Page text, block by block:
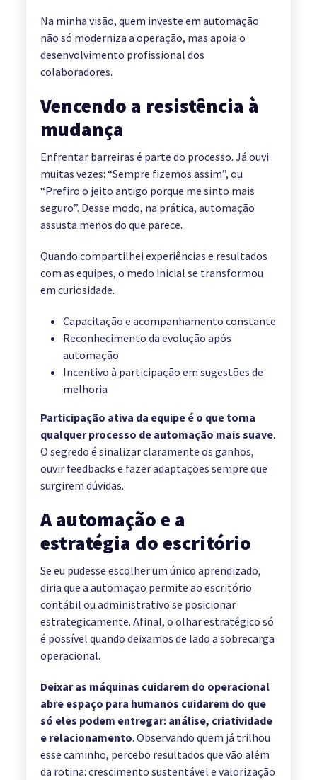
Na minha visão, quem investe em automação
não só moderniza a operação, mas apoia o
desenvolvimento profissional dos
colaboradores.
Vencendo a resistência à
mudança
Enfrentar barreiras é parte do processo. Já ouvi
muitas vezes: “Sempre fizemos assim”, ou
“Prefiro o jeito antigo porque me sinto mais
seguro”. Desse modo, na prática, automação
assusta menos do que parece.
Quando compartilhei experiências e resultados
com as equipes, o medo inicial se transformou
em curiosidade.
Capacitação e acompanhamento constante
Reconhecimento da evolução após
automação
Incentivo à participação em sugestões de
melhoria
Participação ativa da equipe é o que torna
qualquer processo de automação mais suave.
O segredo é sinalizar claramente os ganhos,
ouvir feedbacks e fazer adaptações sempre que
surgirem dúvidas.
A automação e a
estratégia do escritório
Se eu pudesse escolher um único aprendizado,
diria que a automação permite ao escritório
contábil ou administrativo se posicionar
estrategicamente. Afinal, o olhar estratégico só
é possível quando deixamos de lado a sobrecarga
operacional.
Deixar as máquinas cuidarem do operacional
abre espaço para humanos cuidarem do que
só eles podem entregar: análise, criatividade
e relacionamento. Observando quem já trilhou
esse caminho, percebo resultados que vão além
da rotina: crescimento sustentável e valorização